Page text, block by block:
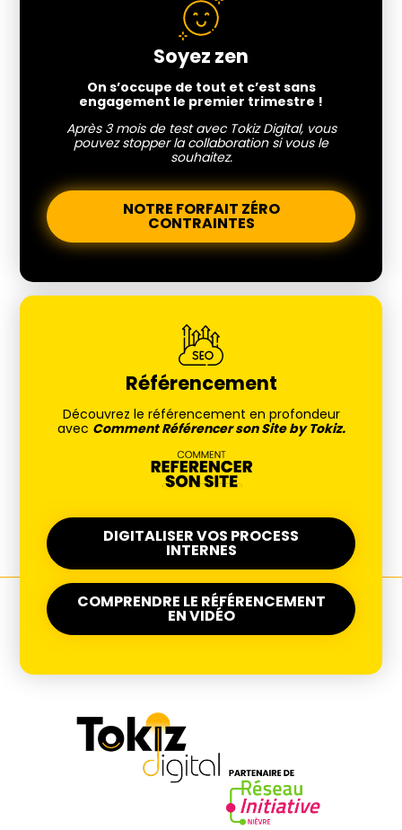
Soyez zen
On s’occupe de tout et c’est sans
engagement le premier trimestre !
Après 3 mois de test avec Tokiz Digital, vous
pouvez stopper la collaboration si vous le
souhaitez.
NOTRE FORFAIT ZÉRO
CONTRAINTES
Référencement
Découvrez le référencement en profondeur
avec Comment Référencer son Site by Tokiz.
DIGITALISER VOS PROCESS
INTERNES
COMPRENDRE LE RÉFÉRENCEMENT
EN VIDÉO